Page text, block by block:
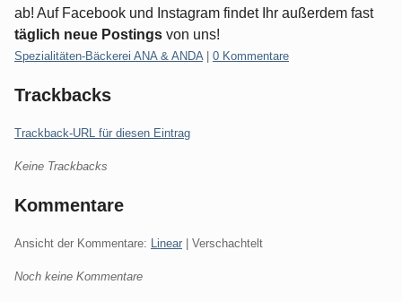
ab! Auf Facebook und Instagram findet Ihr außerdem fast
täglich neue Postings von uns!
Kategorien:
Spezialitäten-Bäckerei ANA & ANDA 0 Kommentare
Trackbacks
Trackback-URL für diesen Eintrag
Keine Trackbacks
Kommentare
Ansicht der Kommentare: Linear | Verschachtelt
Noch keine Kommentare